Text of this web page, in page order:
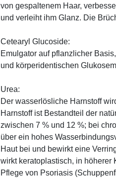
von gespaltenem Haar,
und verleiht ihm Glanz. Die
Cetearyl Glucoside:
Emulgator auf pflanzlicher
und körperidentischen
Urea:
Der wasserlösliche Harnstoff
Harnstoff ist Bestandteil der
zwischen 7 % und 12 %; bei
über ein hohes
Haut bei und bewirkt eine
wirkt keratoplastisch, in höherer
Pflege von Psoriasis